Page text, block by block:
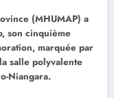
(MHUMAP) a
son cinquième
marquée par
salle polyvalente
Niangara.